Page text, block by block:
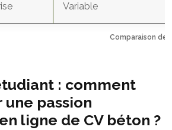
Comparaison
Variable
: comment
passion
ligne de CV béton ?